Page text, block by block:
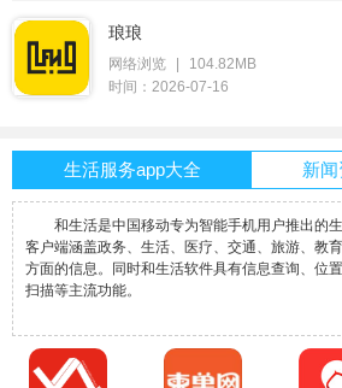
琅琅
网络浏览
104.82MB
时间：2026-07-16
生活服务app大全 新
和生活是中国移动专为智能手机用户推出的
客户端涵盖政务、生活、医疗、交通、旅游、教
方面的信息。同时和生活软件具有信息查询、位
扫描等主流功能。